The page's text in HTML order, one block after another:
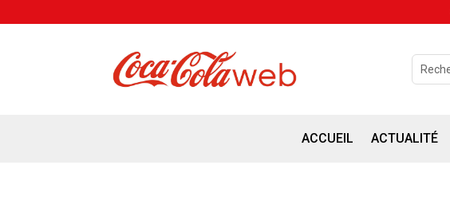
ACCUEIL ACTUALITÉ